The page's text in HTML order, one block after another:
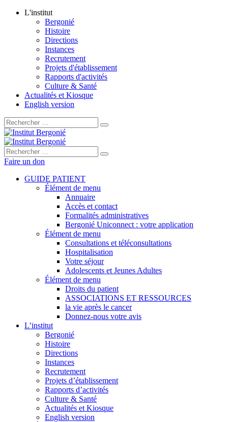
L'institut
Bergonié
Histoire
Directions
Instances
Recrutement
Projets d'établissement
Rapports d'activités
Culture & Santé
Actualités et Kiosque
English version
Rechercher :
Rechercher :
Faire un don
GUIDE PATIENT
Élément de menu
Annuaire
Accès et contact
Formalités administratives
Bergonié Uniconnect : votre application
Élément de menu
Consultations et téléconsultations
Hospitalisation
Votre séjour
Adolescents et Jeunes Adultes
Élément de menu
Droits du patient
ASSOCIATIONS ET RESSOURCES
la vie après le cancer
Donnez-nous votre avis
L’institut
Bergonié
Histoire
Directions
Instances
Recrutement
Projets d’établissement
Rapports d’activités
Culture & Santé
Actualités et Kiosque
English version